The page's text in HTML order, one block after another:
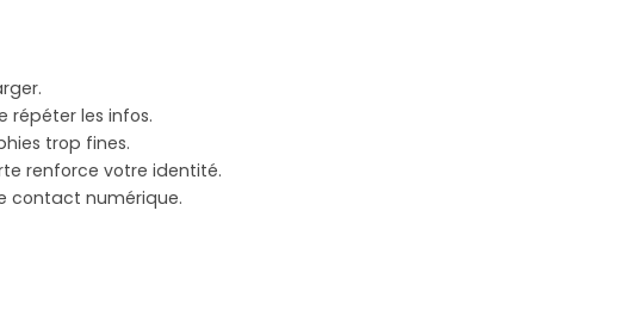
répéter les infos.
trop fines.
renforce votre identité.
contact numérique.